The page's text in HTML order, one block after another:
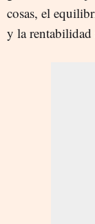
cosas, el
y la rentabilidad